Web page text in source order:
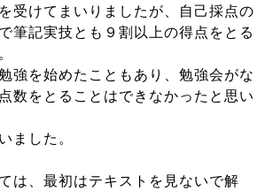
受けてまいりましたが、自己採点の
筆記実技とも９割以上の得点をとる
強を始めたこともあり、勉強会がな
数をとることはできなかったと思い
ました。
は、最初はテキストを見ないで解